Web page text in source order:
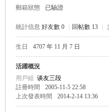
郵箱狀態
已驗證
統計信息 好友數 0 回帖數 13
生日 4707 年 11 月 7 日
活躍概況
用戶組 谈友三段
註冊時間
2005-11-5 22:58
上次發表時間
2014-2-14 13:36